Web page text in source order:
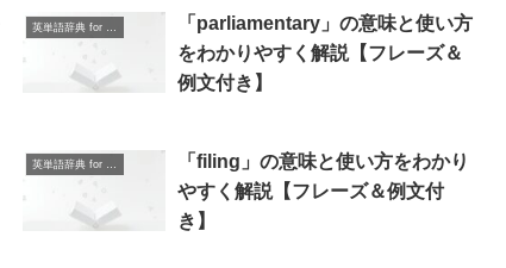
「parliamentary」の意味と使い方
をわかりやすく解説【フレーズ＆
例文付き】
英単語辞典 for Beginners
「filing」の意味と使い方をわかり
やすく解説【フレーズ＆例文付
き】